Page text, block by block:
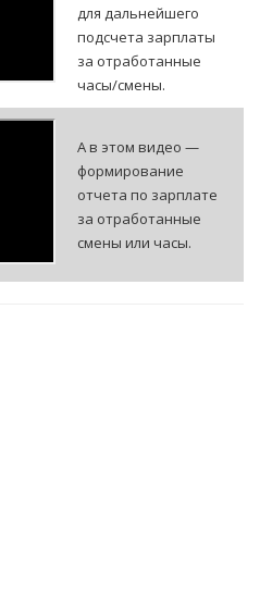
для дальнейшего
подсчета зарплаты
за отработанные
часы/смены.
А в этом видео —
формирование
отчета по зарплате
за отработанные
смены или часы.